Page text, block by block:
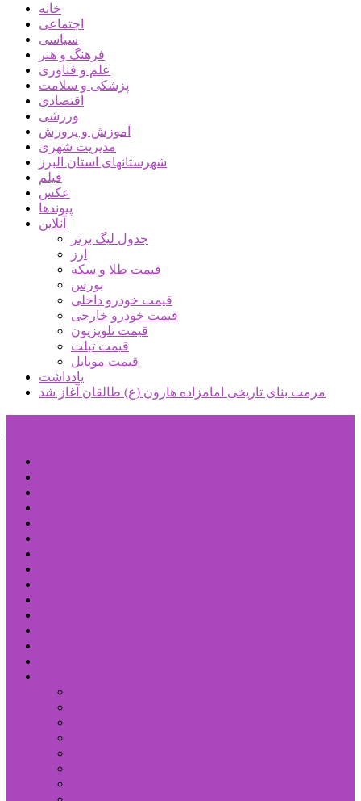
خانه
اجتماعی
سیاسی
فرهنگ و هنر
علم و فناوری
پزشکی و سلامت
اقتصادی
ورزشی
آموزش و پرورش
مدیریت شهری
شهرستانهای استان البرز
فیلم
عکس
پیوندها
آنلاین
جدول لیگ برتر
ارز
قیمت طلا و سکه
بورس
قیمت خودرو داخلی
قیمت خودرو خارجی
قیمت تلویزیون
قیمت تبلت
قیمت موبایل
یادداشت
مرمت بنای تاریخی امامزاده هارون (ع) طالقان آغاز شد